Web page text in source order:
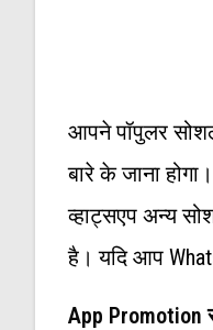
आपने पॉपुलर
बारे के जाना
व्हाट्सएप अन्य
है। यदि आप
App Promotion